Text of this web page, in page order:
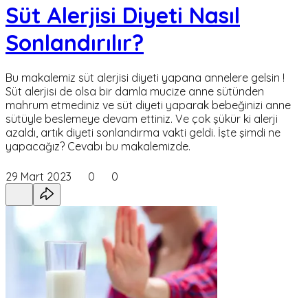
Süt Alerjisi Diyeti Nasıl
Sonlandırılır?
Bu makalemiz süt alerjisi diyeti yapana annelere gelsin !
Süt alerjisi de olsa bir damla mucize anne sütünden
mahrum etmediniz ve süt diyeti yaparak bebeğinizi anne
sütüyle beslemeye devam ettiniz. Ve çok şükür ki alerji
azaldı, artık diyeti sonlandırma vakti geldi. İşte şimdi ne
yapacağız? Cevabı bu makalemizde.
29 Mart 2023 0 0